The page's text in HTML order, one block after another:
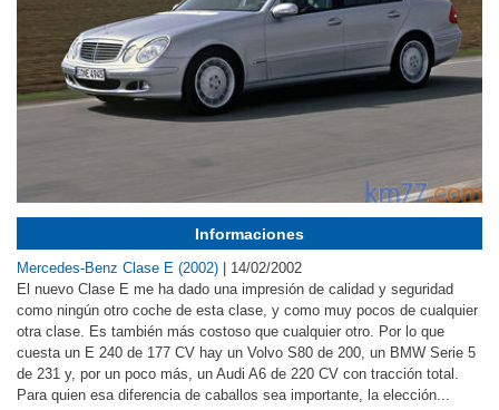
Informaciones
Mercedes-Benz Clase E (2002)
14/02/2002
El nuevo Clase E me ha dado una impresión de calidad y seguridad
como ningún otro coche de esta clase, y como muy pocos de cualquier
otra clase. Es también más costoso que cualquier otro. Por lo que
cuesta un E 240 de 177 CV hay un Volvo S80 de 200, un BMW Serie 5
de 231 y, por un poco más, un Audi A6 de 220 CV con tracción total.
Para quien esa diferencia de caballos sea importante, la elección...